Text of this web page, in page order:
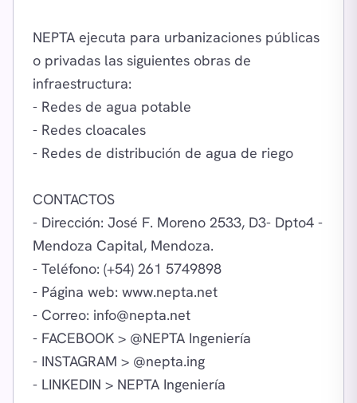
NEPTA ejecuta para urbanizaciones públicas
o privadas las siguientes obras de
infraestructura:
- Redes de agua potable
- Redes cloacales
- Redes de distribución de agua de riego
CONTACTOS
- Dirección: José F. Moreno 2533, D3- Dpto4 -
Mendoza Capital, Mendoza.
- Teléfono: (+54) 261 5749898
- Página web: www.nepta.net
- Correo: info@nepta.net
- FACEBOOK > @NEPTA Ingeniería
- INSTAGRAM > @nepta.ing